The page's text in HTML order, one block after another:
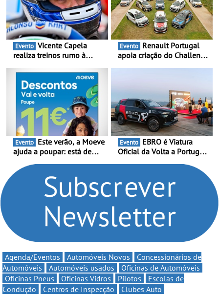
Evento
realiza treinos rumo à
Portugal Karting e mira boa
estreia - O Campeonato
Portugal Karting 2026
decorre entre 1 de Março e
6 de Setembro
Evento
apoia criação do Challenge
continua em 2026
Evento
ajuda a poupar: está de
Volta” com descontos de
Evento
Oficial da Volta a Portugal
presença nacional ao lado
da mítica prova de ciclismo
e leva a sua gama SUV
multi-energia às estradas
de Portugal
Agenda/Eventos Automóveis Novos
Concessionários de
Automóveis
Automóveis usados
Oficinas de Automóveis
Oficinas Pneus
Oficinas Vidros Pilotos
Escolas de
Condução
Centros de Inspecção Clubes Auto